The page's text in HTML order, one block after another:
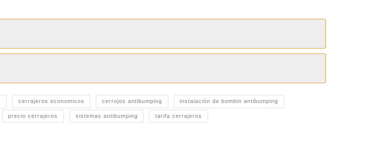
cerrajeros economicos cerrojos antibumping instalación de bombin antibumping
precio cerrajeros sistemas antibumping tarifa cerrajeros